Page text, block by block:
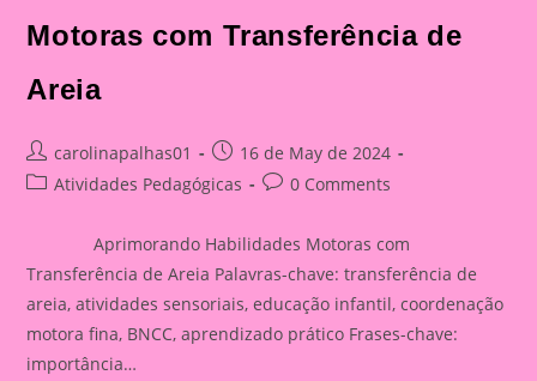
Motoras com Transferência de
Areia
Post
author:
carolinapalhas01
Post
published:
16 de May de 2024
PostAtividades Pedagógicas
Post0 Comments
Aprimorando Habilidades Motoras com
Transferência de Areia Palavras-chave: transferência de
areia, atividades sensoriais, educação infantil, coordenação
motora fina, BNCC, aprendizado prático Frases-chave:
importância…